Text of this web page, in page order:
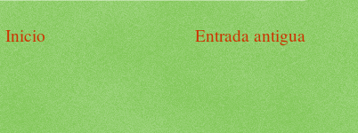
Entrada antigua
Inicio